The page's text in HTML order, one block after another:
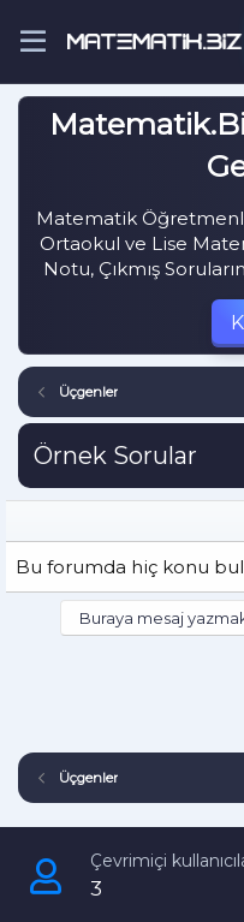
Matematik
Ortaokul ve Lise
Notu, Çıkmış
Üçgenler
Örnek Sorular
Bu forumda hiç konu
Buraya mesaj
Üçgenler
Çevrimiçi
3